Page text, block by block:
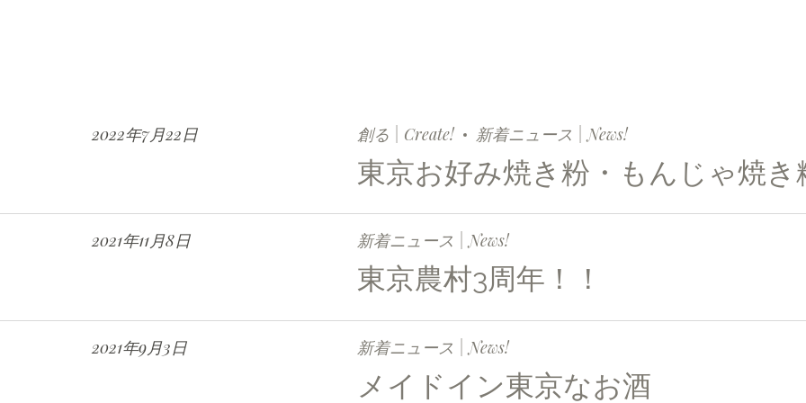
2022年7月22日 創る | Create! 新着ニュース | News!
東京お好み焼き粉・もんじゃ焼き
2021年11月8日 新着ニュース | News!
東京農村3周年！！
2021年9月3日 新着ニュース | News!
メイドイン東京なお酒